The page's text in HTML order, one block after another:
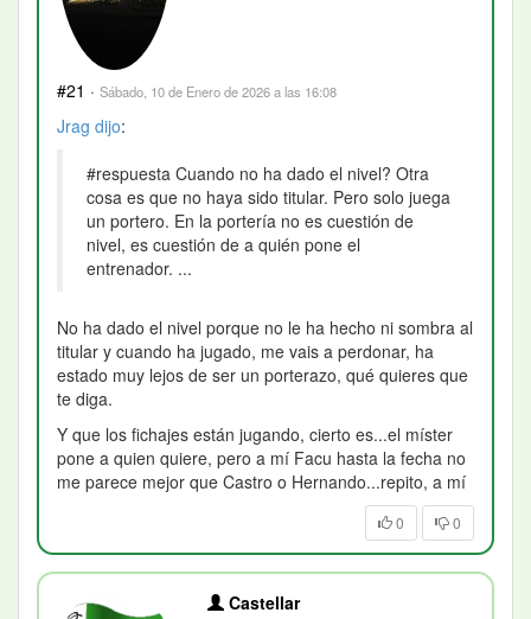
#21 · Sábado, 10 de Enero de 2026 a las 16:08
Jrag dijo:
#respuesta Cuando no ha dado el nivel? Otra
cosa es que no haya sido titular. Pero solo juega
un portero. En la portería no es cuestión de
nivel, es cuestión de a quién pone el
entrenador. ...
No ha dado el nivel porque no le ha hecho ni sombra al
titular y cuando ha jugado, me vais a perdonar, ha
estado muy lejos de ser un porterazo, qué quieres que
te diga.
Y que los fichajes están jugando, cierto es...el míster
pone a quien quiere, pero a mí Facu hasta la fecha no
me parece mejor que Castro o Hernando...repito, a mí
0 0
Castellar